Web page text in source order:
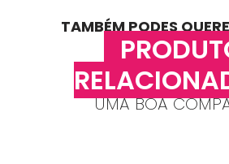
TAMBÉM PODES
UMA BOA